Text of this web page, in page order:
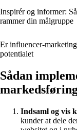
Inspirér og informer:
rammer din målgruppe
Er influencer-
potentialet
Sådan
Indsaml og vis
kunder at dele